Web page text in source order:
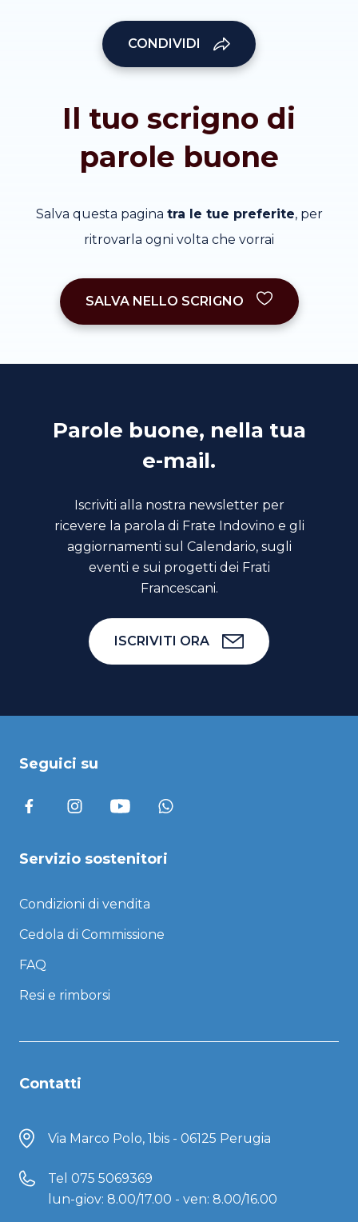
CONDIVIDI
Il tuo scrigno di
parole buone
Salva questa pagina tra le tue preferite, per
ritrovarla ogni volta che vorrai
SALVA NELLO SCRIGNO
Parole buone, nella tua
e-mail.
Iscriviti alla nostra newsletter per
ricevere la parola di Frate Indovino e gli
aggiornamenti sul Calendario, sugli
eventi e sui progetti dei Frati
Francescani.
ISCRIVITI ORA
Seguici su
Servizio sostenitori
Condizioni di vendita
Cedola di Commissione
FAQ
Resi e rimborsi
Contatti
Via Marco Polo, 1bis - 06125 Perugia
Tel 075 5069369
lun-giov: 8.00/17.00 - ven: 8.00/16.00